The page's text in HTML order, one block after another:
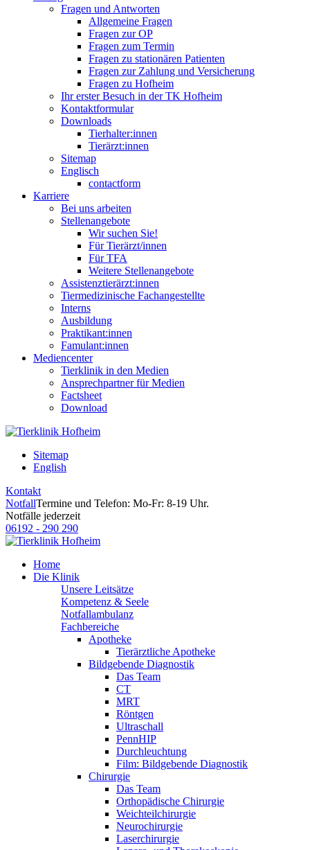
Fragen und Antworten
Allgemeine Fragen
Fragen zur OP
Fragen zum Termin
Fragen zu stationären Patienten
Fragen zur Zahlung und Versicherung
Fragen zu Hofheim
Ihr erster Besuch in der TK Hofheim
Kontaktformular
Downloads
Tierhalter:innen
Tierärzt:innen
Sitemap
Englisch
contactform
Karriere
Bei uns arbeiten
Stellenangebote
Wir suchen Sie!
Für Tierärzt/innen
Für TFA
Weitere Stellenangebote
Assistenztierärzt:innen
Tiermedizinische Fachangestellte
Interns
Ausbildung
Praktikant:innen
Famulant:innen
Mediencenter
Tierklinik in den Medien
Ansprechpartner für Medien
Factsheet
Download
Sitemap
English
Kontakt
NotfallTermine und Telefon: Mo-Fr: 8-19 Uhr.
Notfälle jederzeit
06192 - 290 290
Home
Die Klinik
Unsere Leitsätze
Kompetenz & Seele
Notfallambulanz
Fachbereiche
Apotheke
Tierärztliche Apotheke
Bildgebende Diagnostik
Das Team
CT
MRT
Röntgen
Ultraschall
PennHIP
Durchleuchtung
Film: Bildgebende Diagnostik
Chirurgie
Das Team
Orthopädische Chirurgie
Weichteilchirurgie
Neurochirurgie
Laserchirurgie